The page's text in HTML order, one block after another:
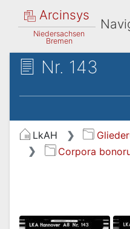
Arcinsys
Niedersachsen
Bremen
Nr. 143
LkAH
Corpora